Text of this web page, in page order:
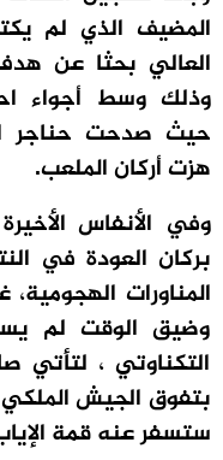
المضيف الذي لم
العالي بحثا عن
وذلك وسط أجواء
حيث صدحت حناجر
هزت أركان الملعب.
وفي الأنفاس
بركان العودة في
المناورات
وضيق الوقت لم
التكناوتي ، لتأتي
بتفوق الجيش
ستسفر عنه قمة